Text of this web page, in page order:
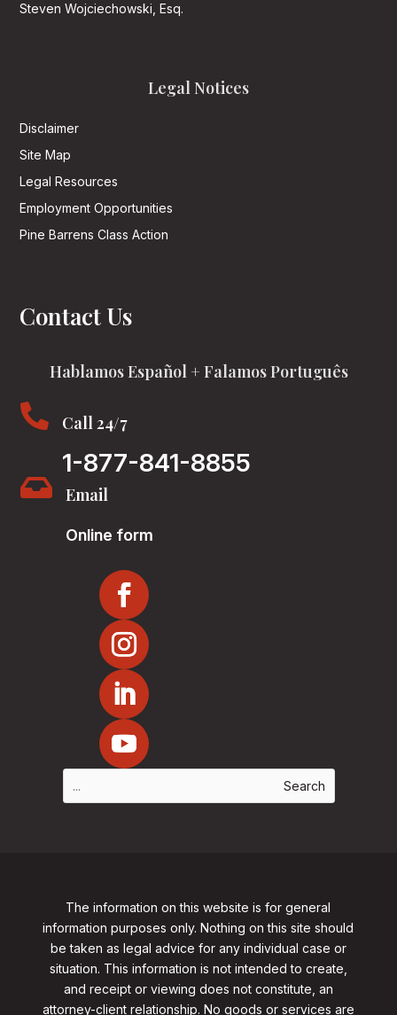
Steven Wojciechowski, Esq.
Legal Notices
Disclaimer
Site Map
Legal Resources
Employment Opportunities
Pine Barrens Class Action
Contact Us
Hablamos Español + Falamos Português
 Call 24/7
1-877-841-8855
 Email
Online form
The information on this website is for general
information purposes only. Nothing on this site should
be taken as legal advice for any individual case or
situation. This information is not intended to create,
and receipt or viewing does not constitute, an
attorney-client relationship. No goods or services are